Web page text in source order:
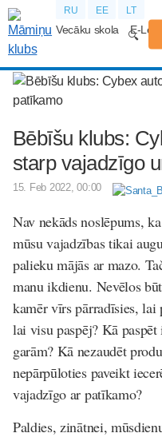
RU EE LT
Vecāku skola E-
Bēbīšu klubs:
starp vajadzīgo
15. Feb 2022, 00:00
Nav nekāds noslēpums,
mūsu vajadzības tikai
palieku mājās ar mazo.
manu ikdienu. Nevēlos
kamēr vīrs pārradīsies,
lai visu paspēj? Kā
garām? Kā nezaudēt
nepārpūloties paveikt
vajadzīgo ar patīkamo?
Paldies, zinātnei,